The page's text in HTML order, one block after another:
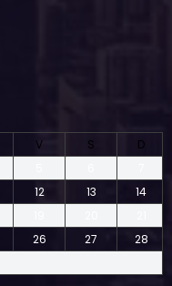
V S
D
12 13
14
26 27
28